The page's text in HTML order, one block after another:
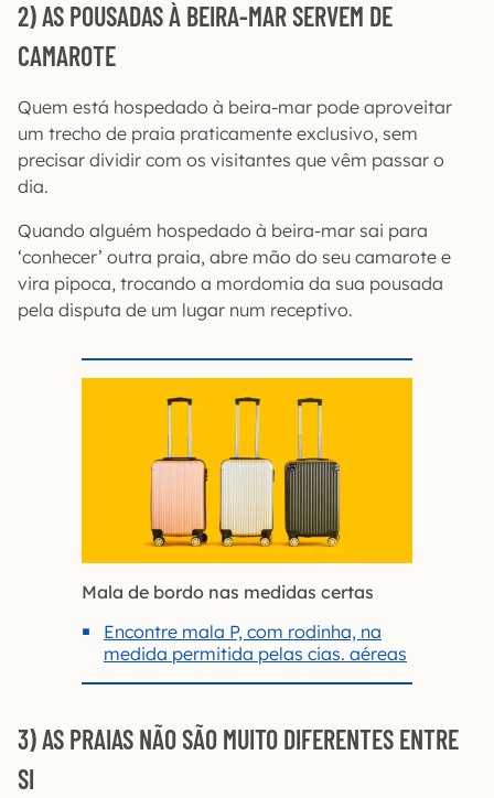
2) AS POUSADAS À BEIRA-MAR SERVEM DE
CAMAROTE
Quem está hospedado à beira-mar pode aproveitar
um trecho de praia praticamente exclusivo, sem
precisar dividir com os visitantes que vêm passar o
dia.
Quando alguém hospedado à beira-mar sai para
‘conhecer’ outra praia, abre mão do seu camarote e
vira pipoca, trocando a mordomia da sua pousada
pela disputa de um lugar num receptivo.
Mala de bordo nas medidas certas
Encontre mala P, com rodinha, na
medida permitida pelas cias. aéreas
3) AS PRAIAS NÃO SÃO MUITO DIFERENTES ENTRE
SI